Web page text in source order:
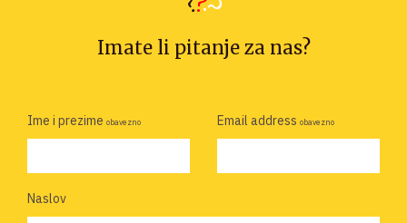
Imate li pitanje za nas?
Ime i prezime obavezno Email address obavezno
Naslov